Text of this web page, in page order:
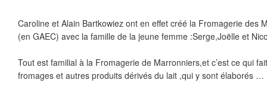
Caroline et Alain Bartkowiez ont en effet créé la Fromagerie des
(en GAEC) avec la famille de la jeune femme :Serge,Joëlle et
Tout est familial à la Fromagerie de Marronniers,et c’est ce qui
fromages et autres produits dérivés du lait ,qui y sont élaborés …